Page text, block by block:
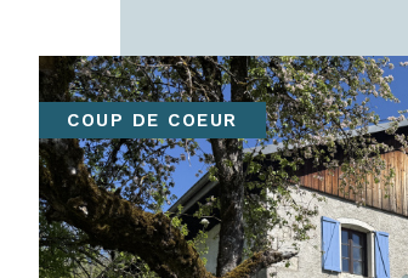
EXCLUSIF
COUP DE COEUR